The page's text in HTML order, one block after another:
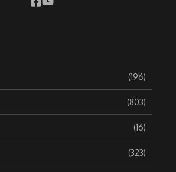
(196)
(803)
(16)
(323)